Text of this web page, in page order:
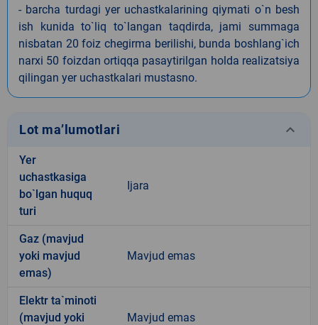
- barcha turdagi yer uchastkalarining qiymati o`n besh
ish kunida to`liq to`langan taqdirda, jami summaga
nisbatan 20 foiz chegirma berilishi, bunda boshlang`ich
narxi 50 foizdan ortiqqa pasaytirilgan holda realizatsiya
qilingan yer uchastkalari mustasno.
Lot ma’lumotlari keyboard_arrow_down
Yer
uchastkasiga
bo`lgan huquq
turi
Ijara
Gaz (mavjud
yoki mavjud
emas)
Mavjud emas
Elektr ta`minoti
(mavjud yoki
Mavjud emas